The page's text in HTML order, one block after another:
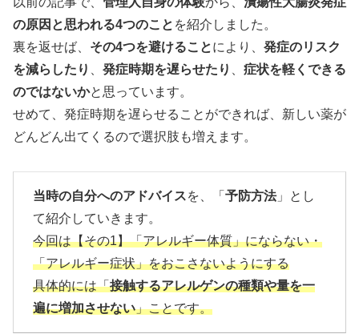
の原因と思われる4つのこと を紹介しました。
裏を返せば、 その4つを避けることにより、 発症のリスク
を減らしたり
発症時期を遅らせたり
症状を軽くできる
のではないかと思っています。
せめて、発症時期を遅らせることができれば、新しい薬が
どんどん出てくるので選択肢も増えます。
当時の自分へのアドバイスを、「 予防方法」とし
て紹介していきます。
今回は【その1】「アレルギー体質」にならない・
「アレルギー症状」をおこさないようにする
具体的には「接触するアレルゲンの種類や量を一
遍に増加させない」ことです。